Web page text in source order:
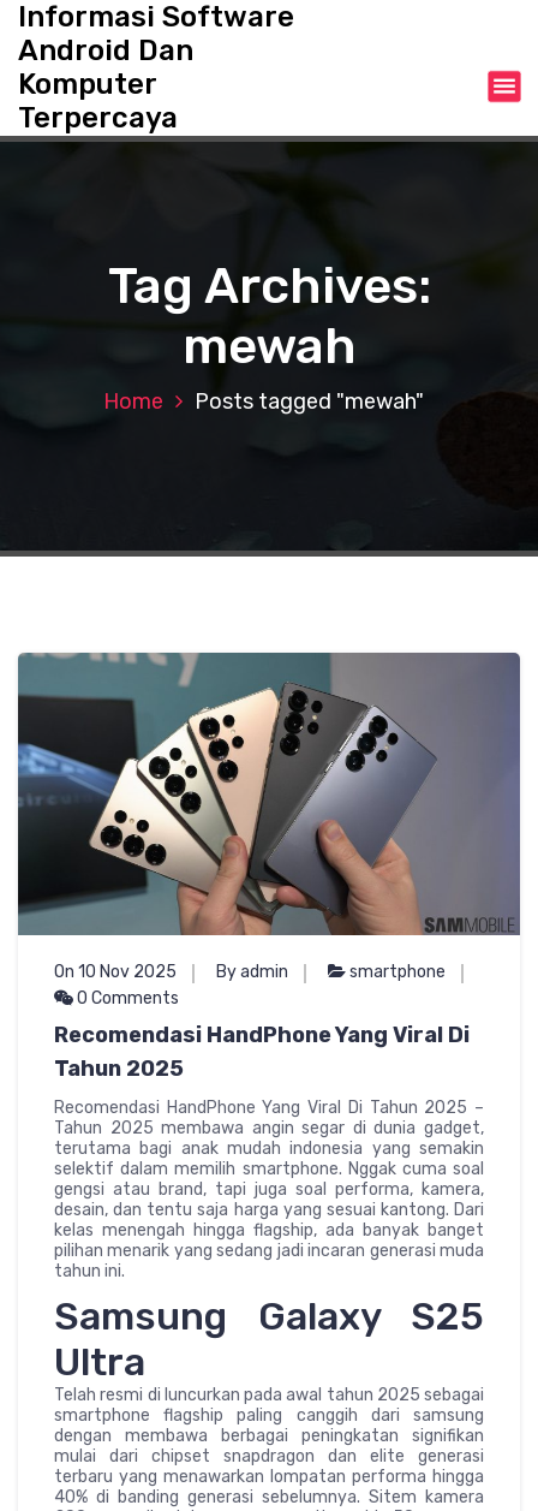
o
Informasi Software
Android Dan
Komputer
Terpercaya
Tag Archives:
mewah
Home Posts tagged "mewah"
On 10 Nov 2025 By admin
smartphone
0 Comments
Recomendasi HandPhone Yang Viral Di
Tahun 2025
Recomendasi HandPhone Yang Viral Di Tahun 2025 –
Tahun 2025 membawa angin segar di dunia gadget,
terutama bagi anak mudah indonesia yang semakin
selektif dalam memilih smartphone. Nggak cuma soal
gengsi atau brand, tapi juga soal performa, kamera,
desain, dan tentu saja harga yang sesuai kantong. Dari
kelas menengah hingga flagship, ada banyak banget
pilihan menarik yang sedang jadi incaran generasi muda
tahun ini.
Samsung Galaxy S25
Ultra
Telah resmi di luncurkan pada awal tahun 2025 sebagai
smartphone flagship paling canggih dari samsung
dengan membawa berbagai peningkatan signifikan
mulai dari chipset snapdragon dan elite generasi
terbaru yang menawarkan lompatan performa hingga
40% di banding generasi sebelumnya. Sitem kamera